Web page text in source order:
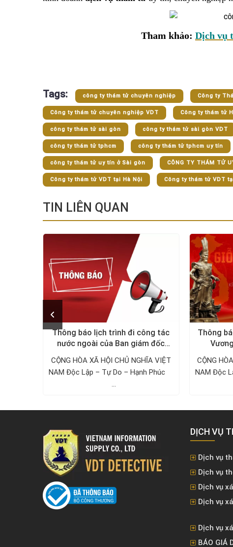
Tham khảo: Dịch vụ
Tags: công ty thám tử chuyên nghiệp Công ty
Công ty thám tử chuyên nghiệp VDT Công ty thám tử
công ty thám tử sài gòn công ty thám tử sài gòn VDT
công ty thám tử tphcm công ty thám tử tphcm uy tín
công ty thám tử uy tín ở Sài gòn CÔNG TY THÁM TỬ
Công ty thám tử VDT tại Hà Nội Công ty thám tử VDT
TIN LIÊN QUAN
Thông báo lịch trình đi công tác
nước ngoài của Ban giám đốc
Công ty Thám tử VDT năm 2024
CỘNG HÒA XÃ HỘI CHỦ NGHĨA VIỆT
NAM Độc Lập – Tự Do – Hạnh Phúc ­­­­­­­­­­­­­­­­­­­­
...
Thông
CỘNG
NAM Độc
DỊCH VỤ
Dịch vụ
Dịch vụ
Dịch vụ
Dịch vụ
Dịch vụ
BÁO GIÁ